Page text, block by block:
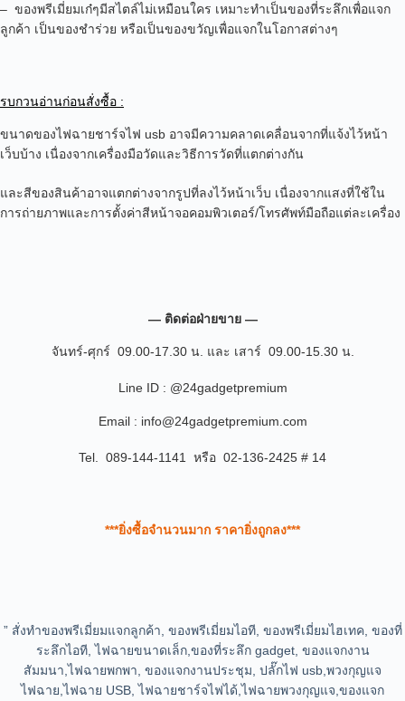
– ของพรีเมี่ยมเก๋ๆมีสไตล์ไม่เหมือนใคร เหมาะทำเป็นของที่ระลึกเพื่อแจก
ลูกค้า เป็นของชำร่วย หรือเป็นของขวัญเพื่อแจกในโอกาสต่างๆ
รบกวนอ่านก่อนสั่งซื้อ :
ขนาดของไฟฉายชาร์จไฟ usb อาจมีความคลาดเคลื่อนจากที่แจ้งไว้หน้า
เว็บบ้าง เนื่องจากเครื่องมือวัดและวิธีการวัดที่แตกต่างกัน
และสีของสินค้าอาจแตกต่างจากรูปที่ลงไว้หน้าเว็บ เนื่องจากแสงที่ใช้ใน
การถ่ายภาพและการตั้งค่าสีหน้าจอคอมพิวเตอร์/โทรศัพท์มือถือแต่ละเครื่อง
— ติดต่อฝ่ายขาย —
จันทร์-ศุกร์ 09.00-17.30 น. และ เสาร์ 09.00-15.30 น.
Line ID : @24gadgetpremium
Email : info@24gadgetpremium.com
Tel. 089-144-1141 หรือ 02-136-2425 # 14
***ยิ่งซื้อจำนวนมาก ราคายิ่งถูกลง***
” สั่งทำของพรีเมี่ยมแจกลูกค้า, ของพรีเมี่ยมไอที, ของพรีเมี่ยมไฮเทค, ของที่
ระลึกไอที, ไฟฉายขนาดเล็ก,ของที่ระลึก gadget, ของแจกงาน
สัมมนา,ไฟฉายพกพา, ของแจกงานประชุม, ปลั๊กไฟ usb,พวงกุญแจ
ไฟฉาย,ไฟฉาย USB, ไฟฉายชาร์จไฟได้,ไฟฉายพวงกุญแจ,ของแจก